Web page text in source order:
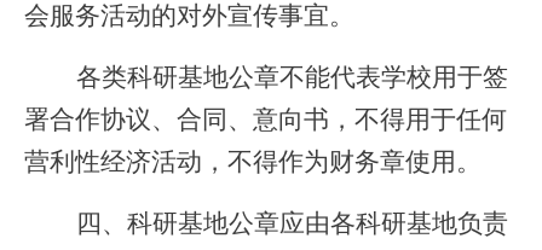
会服务活动的对外宣传事宜。
各类科研基地公章不能代表学校用于签
署合作协议、合同、意向书，不得用于任何
营利性经济活动，不得作为财务章使用。
四、科研基地公章应由各科研基地负责